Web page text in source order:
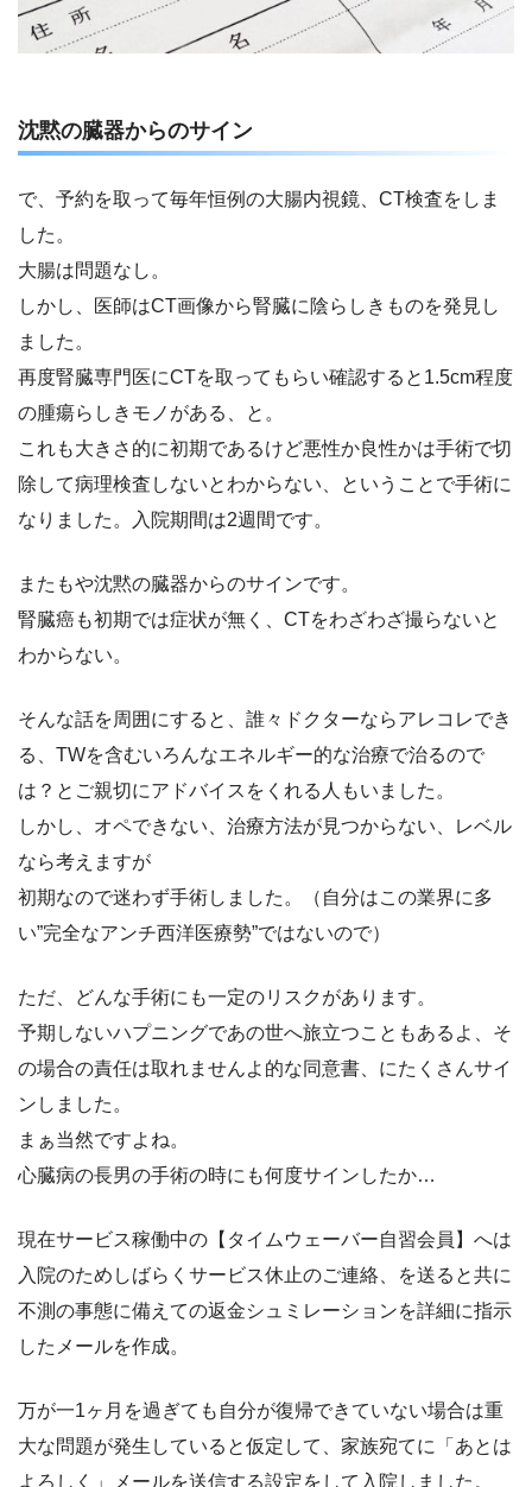
沈黙の臓器からのサイン
で、予約を取って毎年恒例の大腸内視鏡、CT検査をしま
した。
大腸は問題なし。
しかし、医師はCT画像から腎臓に陰らしきものを発見し
ました。
再度腎臓専門医にCTを取ってもらい確認すると1.5cm程度
の腫瘍らしきモノがある、と。
これも大きさ的に初期であるけど悪性か良性かは手術で切
除して病理検査しないとわからない、ということで手術に
なりました。入院期間は2週間です。
またもや沈黙の臓器からのサインです。
腎臓癌も初期では症状が無く、CTをわざわざ撮らないと
わからない。
そんな話を周囲にすると、誰々ドクターならアレコレでき
る、TWを含むいろんなエネルギー的な治療で治るので
は？とご親切にアドバイスをくれる人もいました。
しかし、オペできない、治療方法が見つからない、レベル
なら考えますが
初期なので迷わず手術しました。（自分はこの業界に多
い”完全なアンチ西洋医療勢”ではないので）
ただ、どんな手術にも一定のリスクがあります。
予期しないハプニングであの世へ旅立つこともあるよ、そ
の場合の責任は取れませんよ的な同意書、にたくさんサイ
ンしました。
まぁ当然ですよね。
心臓病の長男の手術の時にも何度サインしたか…
現在サービス稼働中の【タイムウェーバー自習会員】へは
入院のためしばらくサービス休止のご連絡、を送ると共に
不測の事態に備えての返金シュミレーションを詳細に指示
したメールを作成。
万が一1ヶ月を過ぎても自分が復帰できていない場合は重
大な問題が発生していると仮定して、家族宛てに「あとは
よろしく」メールを送信する設定をして入院しました。